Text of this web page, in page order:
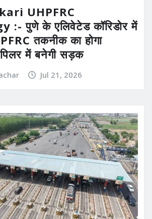
UHPFRC
:- पुणे के एलिवेटेड कॉरिडोर में
तकनीक का होगा
में बनेगी सड़क
Jul 21, 2026